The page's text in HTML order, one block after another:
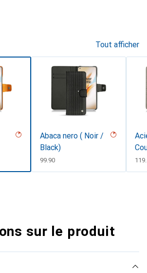
Tout afficher
Abaca nero ( Noir /
Black)
CHF
99.90 CHF
sur le produit